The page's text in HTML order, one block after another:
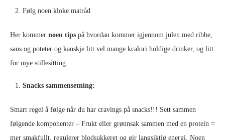
Følg noen kloke matråd
Her kommer noen tips på hvordan kommer igjennom julen med ribbe,
saus og poteter og kanskje litt vel mange kcalori holdige drinker, og litt
for mye stillesitting.
Snacks sammensetning:
Smart regel å følge når du har cravings på snacks!!! Sett sammen
følgende komponenter – Frukt eller grønnsak sammen med en protein =
mer smakfullt, regulerer blodsukkeret og gir langsiktig energi. Noen